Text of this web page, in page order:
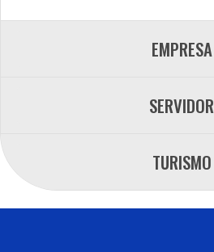
EMPRESA
SERVIDOR
TURISMO